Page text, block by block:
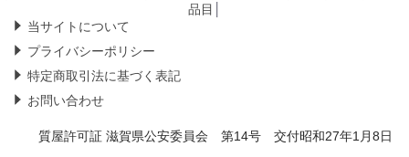
品目
当サイトについて
プライバシーポリシー
特定商取引法に基づく表記
お問い合わせ
質屋許可証 滋賀県公安委員会 第14号 交付昭和27年1月8日